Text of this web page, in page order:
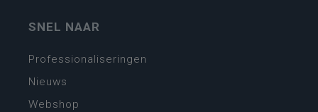
SNEL NAAR
Professionaliseringen
Nieuws
Webshop